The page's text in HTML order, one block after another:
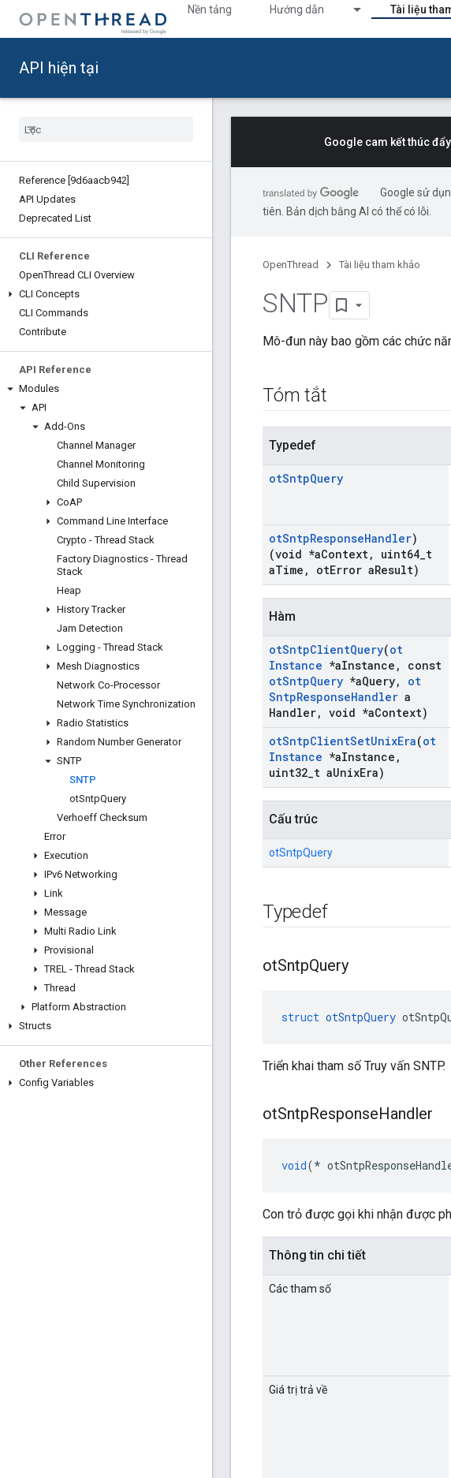
Nền tảng Hướng dẫn Tài liệu
API hiện tại
Reference [9d6aacb942]
API Updates
Deprecated List
CLI Reference
OpenThread CLI Overview
CLI Concepts
CLI Commands
Contribute
API Reference
Modules
API
Add-Ons
Channel Manager
Channel Monitoring
Child Supervision
CoAP
Command Line Interface
Crypto - Thread Stack
Factory Diagnostics - Thread
Stack
Heap
History Tracker
Jam Detection
Logging - Thread Stack
Mesh Diagnostics
Network Co-Processor
Network Time Synchronization
Radio Statistics
Random Number Generator
SNTP
SNTP
otSntpQuery
Verhoeff Checksum
Error
Execution
IPv6 Networking
Link
Message
Multi Radio Link
Provisional
TREL - Thread Stack
Thread
Platform Abstraction
Structs
Other References
Config Variables
Google cam kết thúc
Google sử
tiên. Bản dịch bằng AI có thể có lỗi.
OpenThread Tài liệu tham khảo
SNTP
Mô-đun này bao gồm các chức
Tóm tắt
Typedef
otSntpQuery
otSntpResponseHandler)
(void *aContext, uint64 t
aTime , otError aResult)
Hàm
otSntpClientQuery(ot
Instance *aInstance ,
const
otSntpQuery *aQuery,
ot
SntpResponseHandler a
Handler, void *aContext)
otSntpClientSetUnixEra(ot
Instance *aInstance ,
uint32 t aUnixEra)
Cấu trúc
otSntpQuery
Typedef
otSntpQuery
struct otSntpQuery
Triển khai tham số Truy vấn SNTP.
otSntpResponseHandler
void(*
Con trỏ được gọi khi nhận được
Thông tin chi tiết
Các tham số
Giá trị trả về